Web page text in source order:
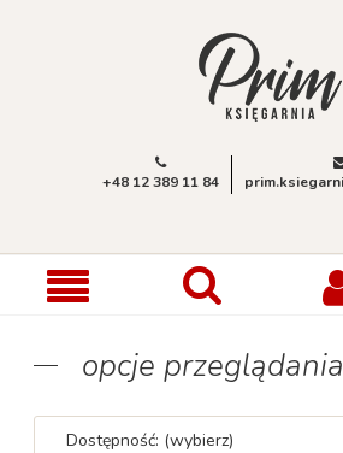
+48 12 389 11 84
opcje przeglądania
Dostępność: (wybierz)